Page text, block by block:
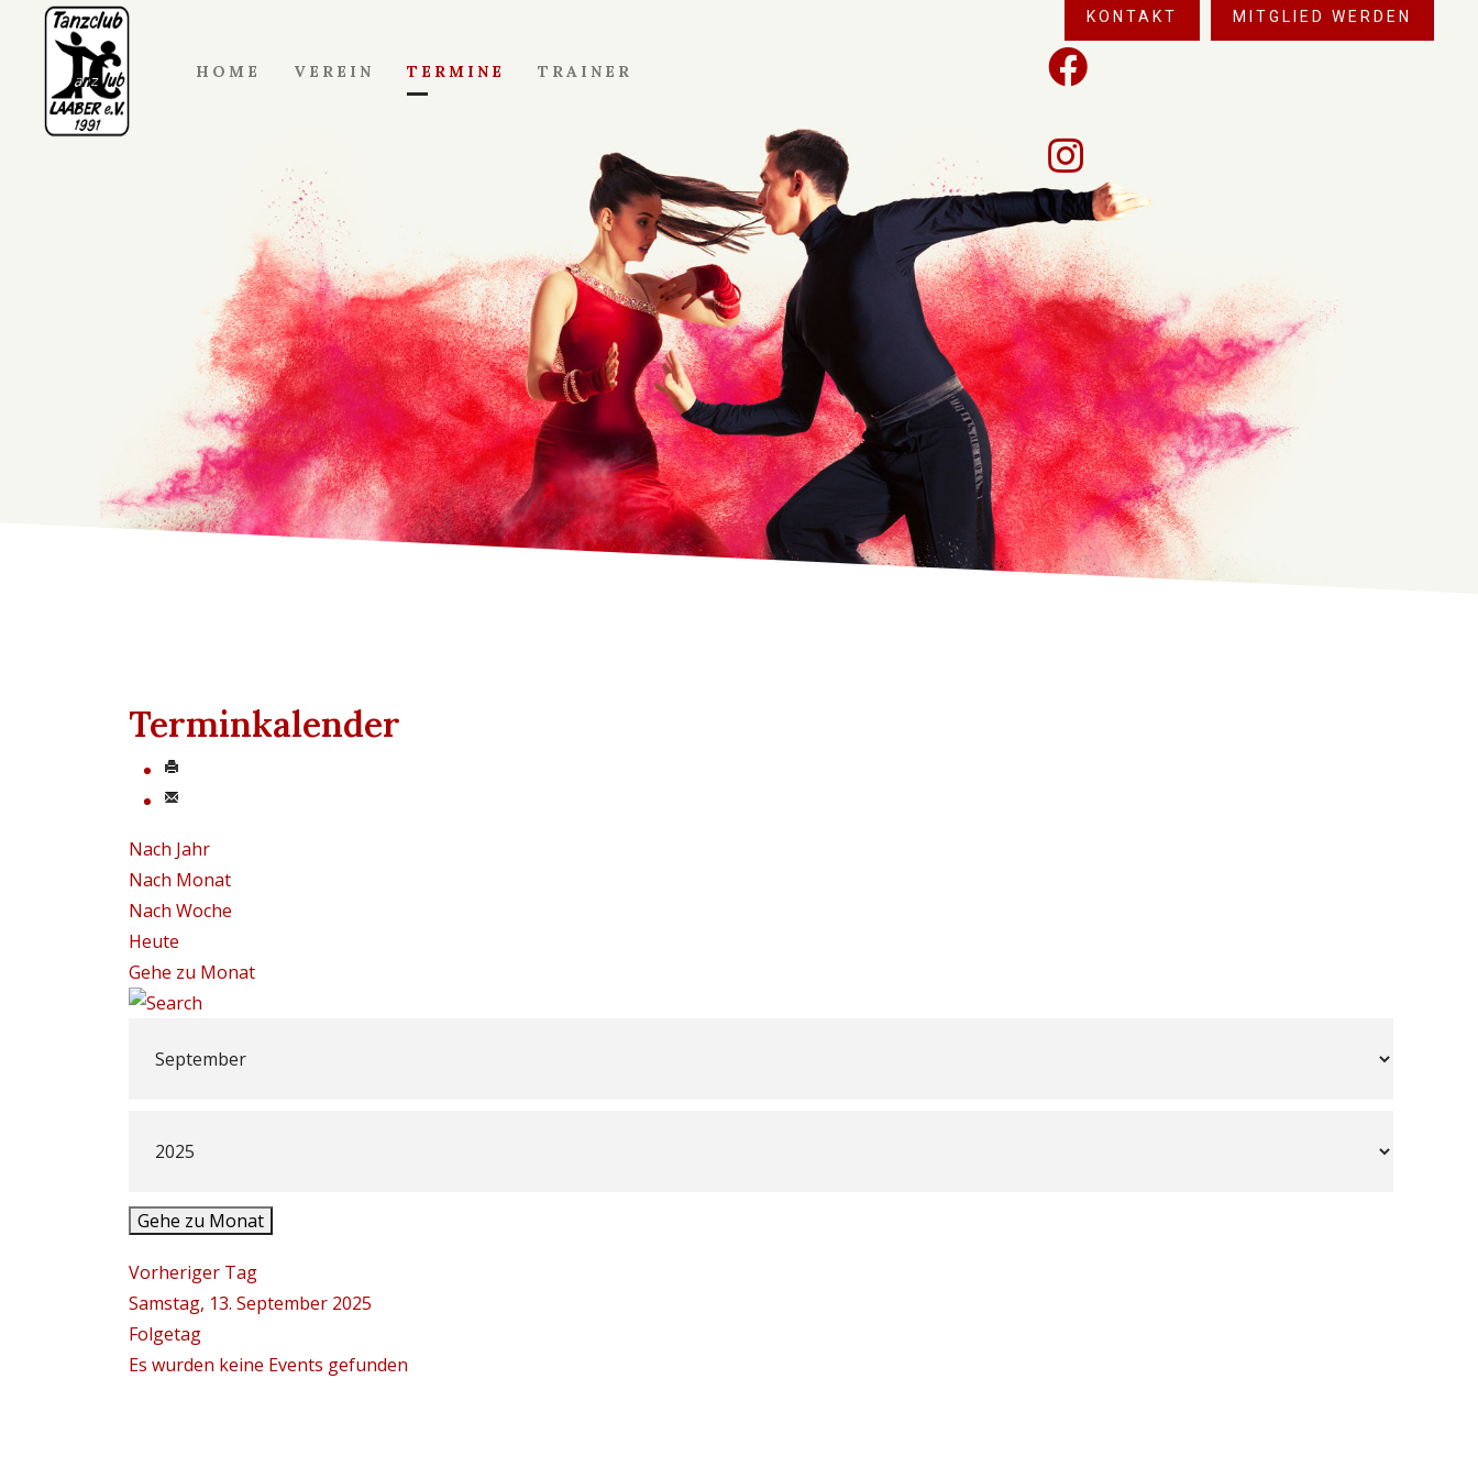
KONTAKT MITGLIED WERDEN
HOME VEREIN TERMINE TRAINER
Terminkalender
Nach Jahr
Nach Monat
Nach Woche
Heute
Gehe zu Monat
Gehe zu Monat
Vorheriger Tag
Samstag, 13. September 2025
Folgetag
Es wurden keine Events gefunden